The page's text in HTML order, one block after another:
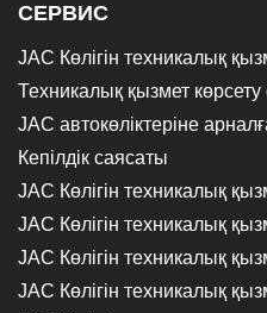
СЕРВИС
JAC Көлігін техникалық
Техникалық қызмет
JAC автокөліктеріне
Кепілдік саясаты
JAC Көлігін техникалық
JAC Көлігін техникалық
JAC Көлігін техникалық
JAC Көлігін техникалық